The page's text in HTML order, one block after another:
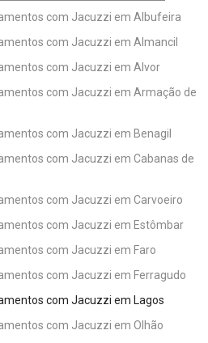
com Jacuzzi em Albufeira
com Jacuzzi em Almancil
com Jacuzzi em Alvor
com Jacuzzi em Armação de
com Jacuzzi em Benagil
com Jacuzzi em Cabanas de
com Jacuzzi em Carvoeiro
com Jacuzzi em Estômbar
com Jacuzzi em Faro
com Jacuzzi em Ferragudo
com Jacuzzi em Lagos
com Jacuzzi em Olhão